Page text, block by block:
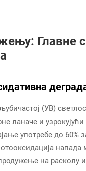
(УВ)
ланаче и
употребе до 60%
напада
на расколу